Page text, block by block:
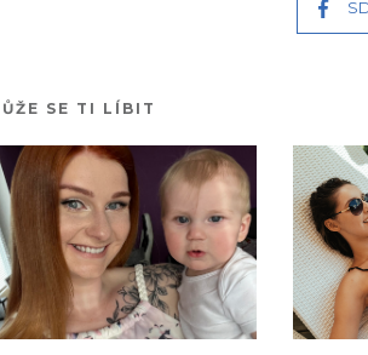
SE TI LÍBIT